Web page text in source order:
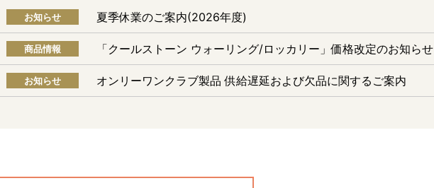
お知らせ 夏季休業のご案内(2026年度)
商品情報 「クールストーン ウォーリング/ロッカリー」価格改定のお知らせ
お知らせ オンリーワンクラブ製品 供給遅延および欠品に関するご案内